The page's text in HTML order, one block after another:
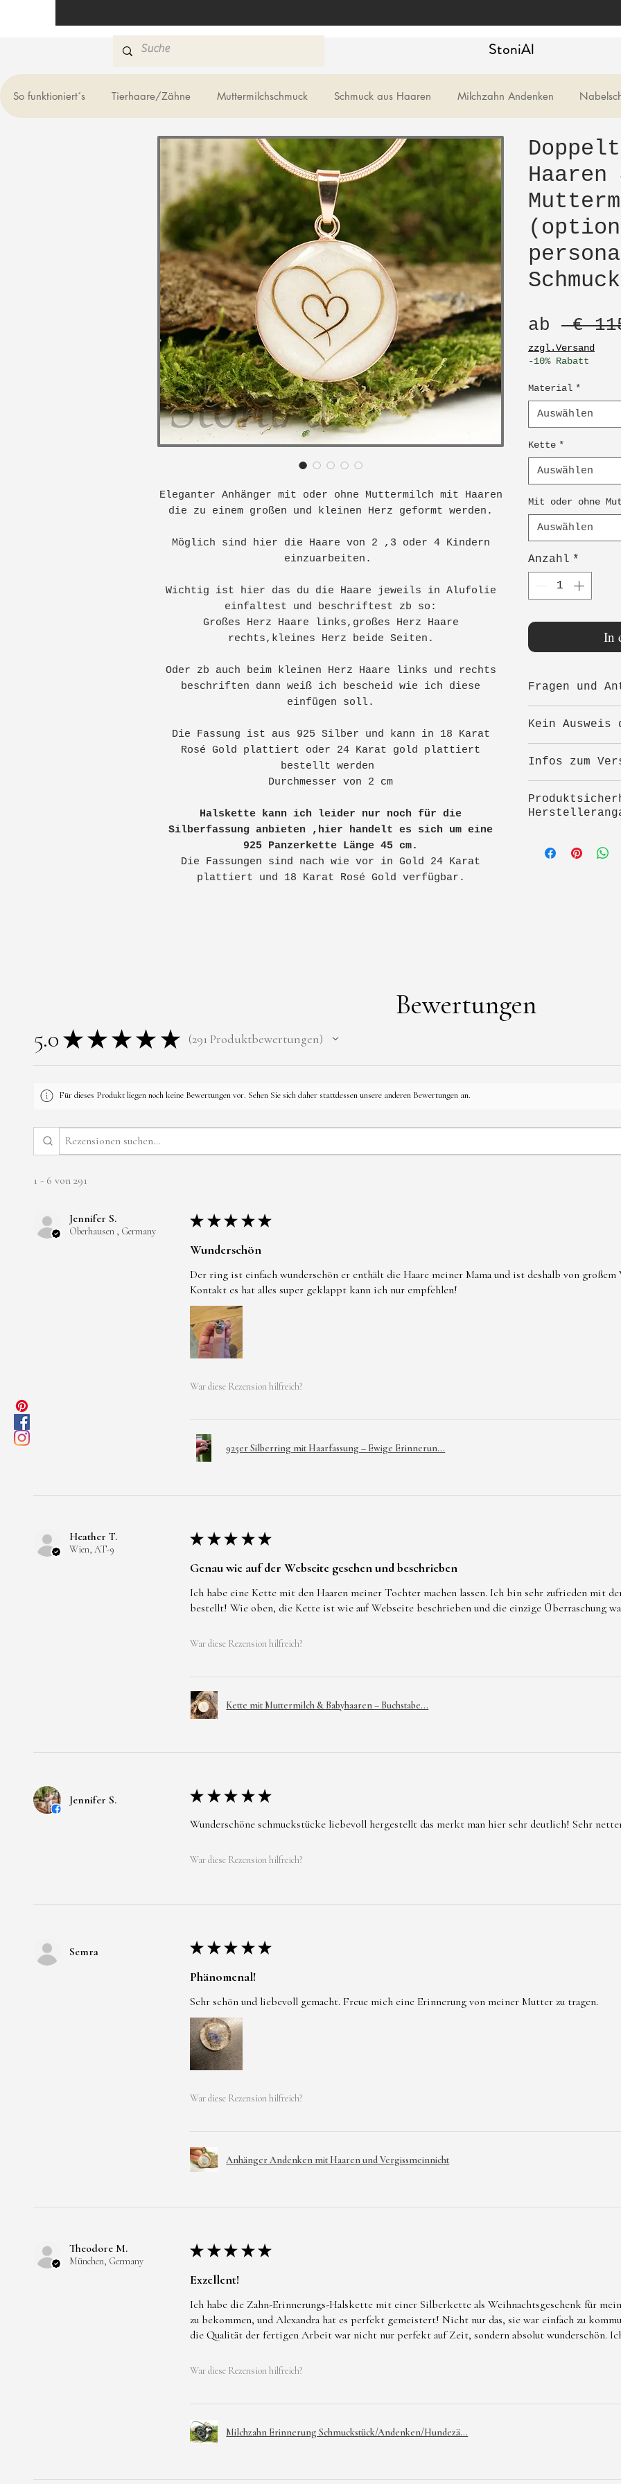
StoniAl
So funktioniert´s Tierhaare/Zähne Muttermilchschmuck Schmuck aus Haaren Milchzahn Andenken
Eleganter Anhänger mit oder ohne Muttermilch mit Haaren
die zu einem großen und kleinen Herz geformt werden.
Möglich sind hier die Haare von 2 ,3 oder 4 Kindern
einzuarbeiten.
Wichtig ist hier das du die Haare jeweils in Alufolie
einfaltest und beschriftest zb so:
Großes Herz Haare links,großes Herz Haare
rechts,kleines Herz beide Seiten.
Oder zb auch beim kleinen Herz Haare links und rechts
beschriften dann weiß ich bescheid wie ich diese
einfügen soll.
Die Fassung ist aus 925 Silber und kann in 18 Karat
Rosé Gold plattiert oder 24 Karat gold plattiert
bestellt werden
Durchmesser von 2 cm
Halskette kann ich leider nur noch für die
Silberfassung anbieten ,hier handelt es sich um eine
925 Panzerkette Länge 45 cm.
Die Fassungen sind nach wie vor in Gold 24 Karat
plattiert und 18 Karat Rosé Gold verfügbar.
Haaren
Schmuck
ab €
zzgl.Versand
-10% Rabatt
Material *
Auswählen
Kette *
Auswählen
Mit oder ohne
Auswählen
Anzahl *
In
Fragen und
10 ml
Länge für das
kleinen Herz
1,5-2 cm
Wichtig ist
beschriftest
Kein Ausweis
Umsatzsteuer
Infos zum
eine E-Mail
Versand oder
alle Infos
Alexandra
Bewertungen
5.0 ★ ★ ★ ★ ★ 291 Produktbewertungen
291
Für dieses Produkt liegen noch keine Bewertungen vor. Sehen Sie sich daher stattdessen unsere anderen Bewertungen an.
1 - 6 von 291
Jennifer S.
Oberhausen , Germany
★ ★ ★ ★ ★
Wunderschön
Der ring ist einfach wunderschön er enthält die Haare meiner Mama und ist deshalb von
Kontakt es hat alles super geklappt kann ich nur empfehlen!
War diese Rezension hilfreich?
925er Silberring mit Haarfassung – Ewige Erinnerun...
Heather T.
Wien, AT-9
★ ★ ★ ★ ★
Genau wie auf der Webseite gesehen und beschrieben
Ich habe eine Kette mit den Haaren meiner Tochter machen lassen. Ich bin sehr zufrieden mit
bestellt! Wie oben, die Kette ist wie auf Webseite beschrieben und die einzige Überraschung
War diese Rezension hilfreich?
Kette mit Muttermilch & Babyhaaren – Buchstabe...
Jennifer S. ★ ★ ★ ★ ★
Wunderschöne schmuckstücke liebevoll hergestellt das merkt man hier sehr deutlich! Sehr
War diese Rezension hilfreich?
Semra ★ ★ ★ ★ ★
Phänomenal!
Sehr schön und liebevoll gemacht. Freue mich eine Erinnerung von meiner Mutter zu tragen.
War diese Rezension hilfreich?
Anhänger Andenken mit Haaren und Vergissmeinnicht
Theodore M.
München, Germany
★ ★ ★ ★ ★
Exzellent!
Ich habe die Zahn-Erinnerungs-Halskette mit einer Silberkette als Weihnachtsgeschenk für
zu bekommen, und Alexandra hat es perfekt gemeistert! Nicht nur das, sie war einfach zu
die Qualität der fertigen Arbeit war nicht nur perfekt auf Zeit, sondern absolut wunderschön.
War diese Rezension hilfreich?
Milchzahn Erinnerung Schmuckstück/Andenken/Hundezä...